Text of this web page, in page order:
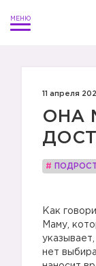
11 апреля
ОНА
#
Как
Маму,
нет